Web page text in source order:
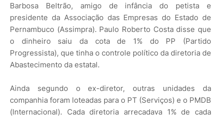
Barbosa Beltrão, amigo de infância do petista e
presidente da Associação das Empresas do Estado de
Pernambuco (Assimpra). Paulo Roberto Costa disse que
o dinheiro saiu da cota de 1% do PP (Partido
Progressista), que tinha o controle político da diretoria de
Abastecimento da estatal.
Ainda segundo o ex-diretor, outras unidades da
companhia foram loteadas para o PT (Serviços) e o PMDB
(Internacional). Cada diretoria arrecadava 1% de cada